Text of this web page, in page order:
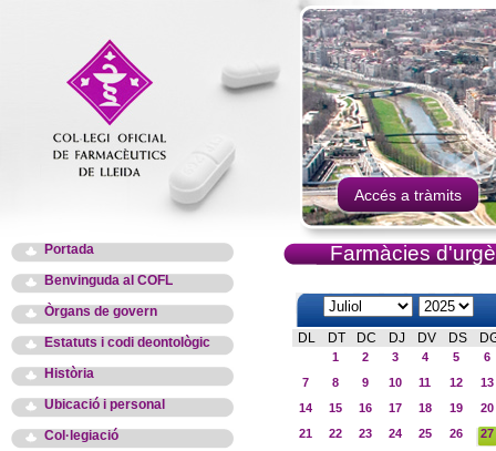
Accés a tràmits
Portada
Benvinguda al COFL
Òrgans de govern
Estatuts i codi deontològic
Història
Ubicació i personal
Col·legiació
Farmàcies
DL DT DC DJ DV DS
1 2 3 4 5
6
7
8 9 10 11 12
13
14
15 16 17 18 19
20
21
22 23 24 25 26
27